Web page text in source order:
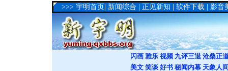
>>> 宇明首页 新闻综合 正见新知 软件下载 影音
闪画 雅乐 视频 九评三退 沧桑正
美文 笑谈 好书 秘闻内幕 天象人